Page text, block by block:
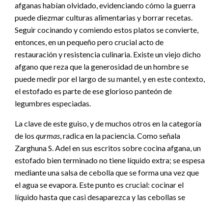
afganas habían olvidado, evidenciando cómo la guerra
puede diezmar culturas alimentarias y borrar recetas.
Seguir cocinando y comiendo estos platos se convierte,
entonces, en un pequeño pero crucial acto de
restauración y resistencia culinaria. Existe un viejo dicho
afgano que reza que la generosidad de un hombre se
puede medir por el largo de su mantel, y en este contexto,
el estofado es parte de ese glorioso panteón de
legumbres especiadas.
La clave de este guiso, y de muchos otros en la categoría
de los qurmas, radica en la paciencia. Como señala
Zarghuna S. Adel en sus escritos sobre cocina afgana, un
estofado bien terminado no tiene líquido extra; se espesa
mediante una salsa de cebolla que se forma una vez que
el agua se evapora. Este punto es crucial: cocinar el
líquido hasta que casi desaparezca y las cebollas se